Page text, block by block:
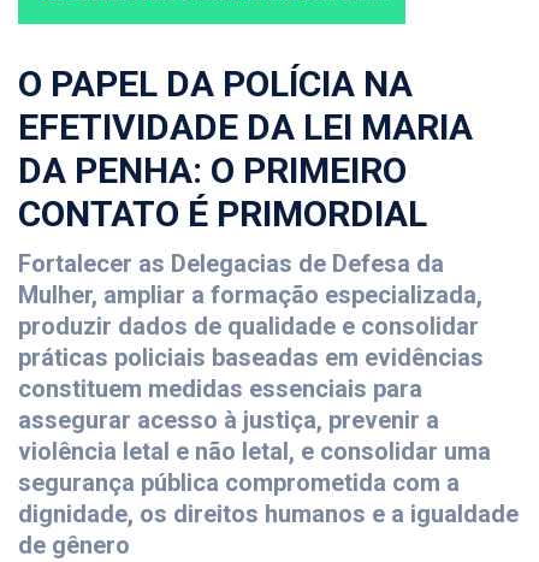
O PAPEL DA POLÍCIA NA
EFETIVIDADE DA LEI MARIA
DA PENHA: O PRIMEIRO
CONTATO É PRIMORDIAL
Fortalecer as Delegacias de Defesa da
Mulher, ampliar a formação especializada,
produzir dados de qualidade e consolidar
práticas policiais baseadas em evidências
constituem medidas essenciais para
assegurar acesso à justiça, prevenir a
violência letal e não letal, e consolidar uma
segurança pública comprometida com a
dignidade, os direitos humanos e a igualdade
de gênero